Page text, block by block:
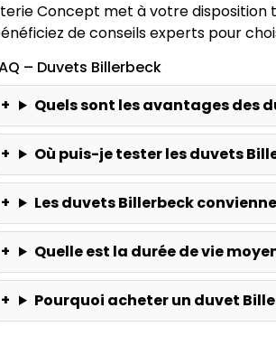
Concept met à votre
de conseils experts pour
– Duvets Billerbeck
Quels sont les avantages des
Où puis-je tester les duvets
Les duvets Billerbeck
Quelle est la durée de vie
Pourquoi acheter un duvet